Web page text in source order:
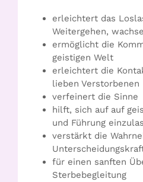
erleichtert das
Weitergehen,
ermöglicht die
geistigen Welt
erleichtert die
lieben Verstorbenen
verfeinert die Sinne
hilft, sich auf auf
und Führung
verstärkt die
für einen sanften
Sterbebegleitung